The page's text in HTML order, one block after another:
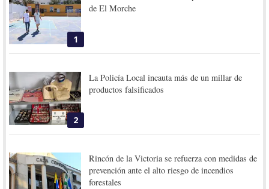
1
de El Morche
2
La Policía Local incauta más de un millar de
productos falsificados
Rincón de la Victoria se refuerza con medidas de
prevención ante el alto riesgo de incendios
forestales